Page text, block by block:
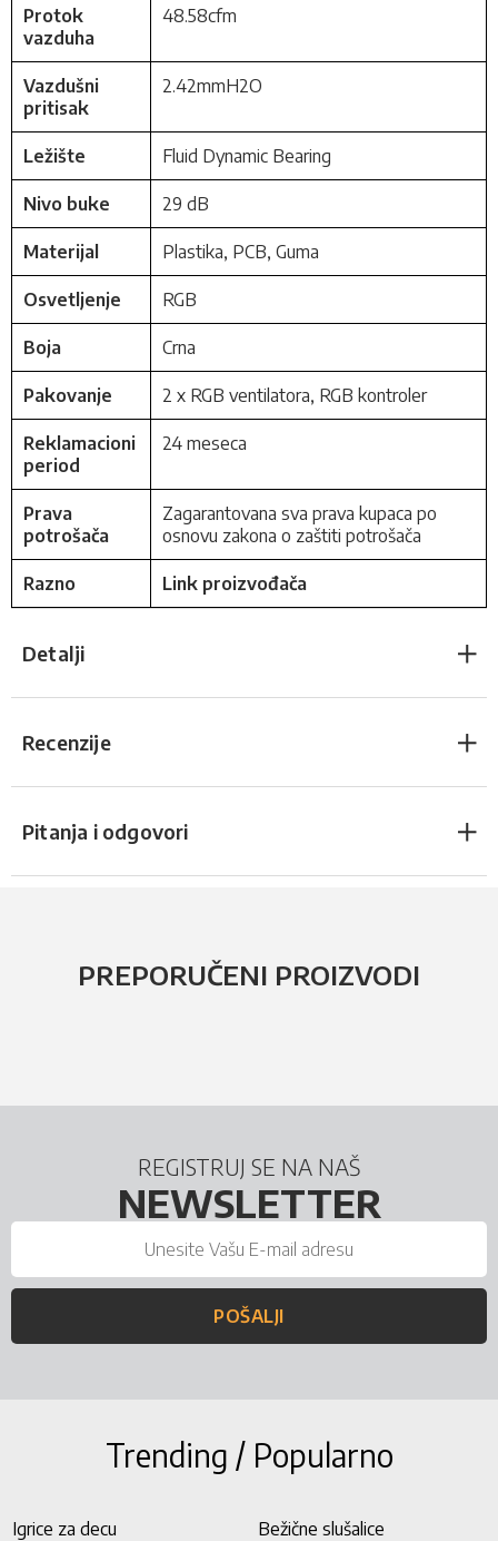
Protok
vazduha
48.58cfm
Vazdušni
pritisak
2.42mmH2O
Ležište Fluid Dynamic Bearing
Nivo buke 29 dB
Materijal Plastika, PCB, Guma
Osvetljenje RGB
Boja Crna
Pakovanje 2 x RGB ventilatora, RGB kontroler
Reklamacioni
period
24 meseca
Prava
potrošača
Zagarantovana sva prava kupaca po
osnovu zakona o zaštiti potrošača
Razno Link proizvođača
Detalji
Recenzije
Pitanja i odgovori
PREPORUČENI PROIZVODI
REGISTRUJ SE NA NAŠ
NEWSLETTER
POŠALJI
Trending / Popularno
Igrice za decu
Bežične slušalice